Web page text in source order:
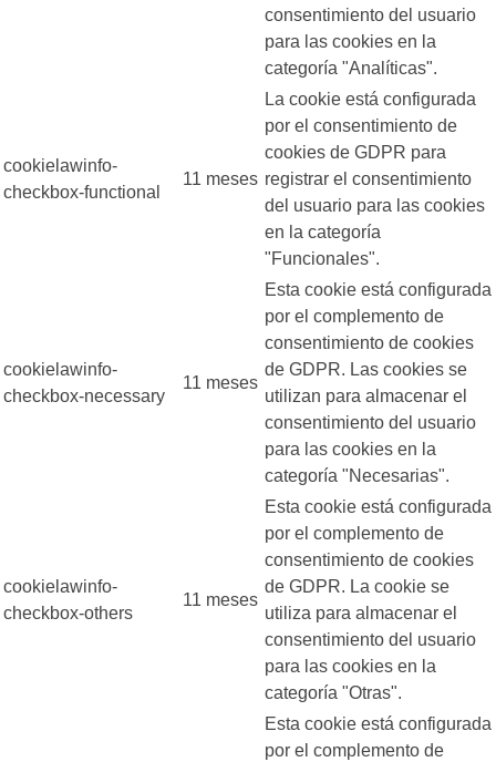
consentimiento del usuario
para las cookies en la
categoría "Analíticas".
cookielawinfo-
checkbox-functional
11 meses
La cookie está configurada
por el consentimiento de
cookies de GDPR para
registrar el consentimiento
del usuario para las cookies
en la categoría
"Funcionales".
cookielawinfo-
checkbox-necessary
11 meses
Esta cookie está configurada
por el complemento de
consentimiento de cookies
de GDPR. Las cookies se
utilizan para almacenar el
consentimiento del usuario
para las cookies en la
categoría "Necesarias".
cookielawinfo-
checkbox-others
11 meses
Esta cookie está configurada
por el complemento de
consentimiento de cookies
de GDPR. La cookie se
utiliza para almacenar el
consentimiento del usuario
para las cookies en la
categoría "Otras".
Esta cookie está configurada
por el complemento de